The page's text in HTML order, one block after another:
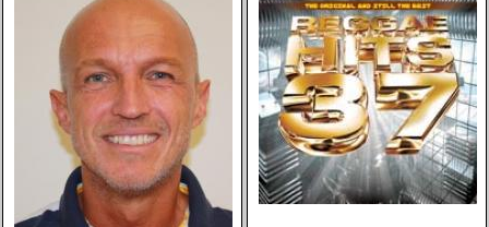
matthews : joy mining
(matrix) ÅRETS FANBASE-
PROJEKT: jill sobule :
california years (pinko)
ÅRETS GUY CLARK: keith
miles : beyond the
headlights (house of trout)
ÅRETS
AMERICA/BYRDS/